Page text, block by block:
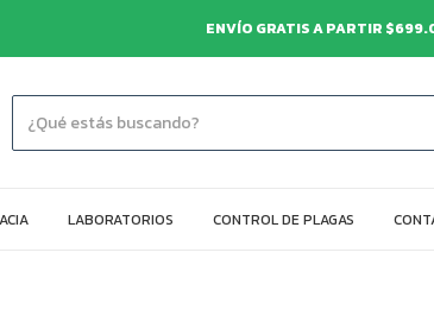
ENVÍO GRATIS A PARTIR
LABORATORIOS CONTROL DE PLAGAS